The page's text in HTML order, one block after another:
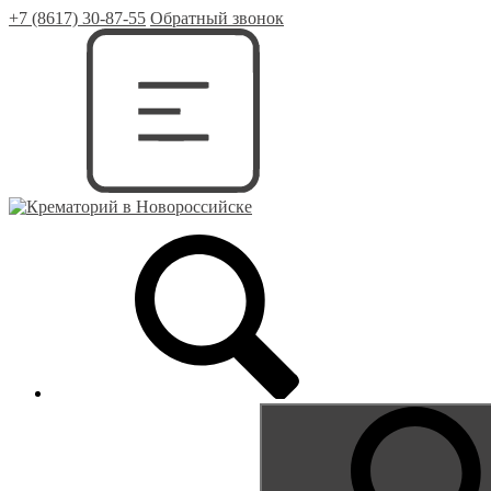
+7 (8617) 30-87-55 Обратный звонок